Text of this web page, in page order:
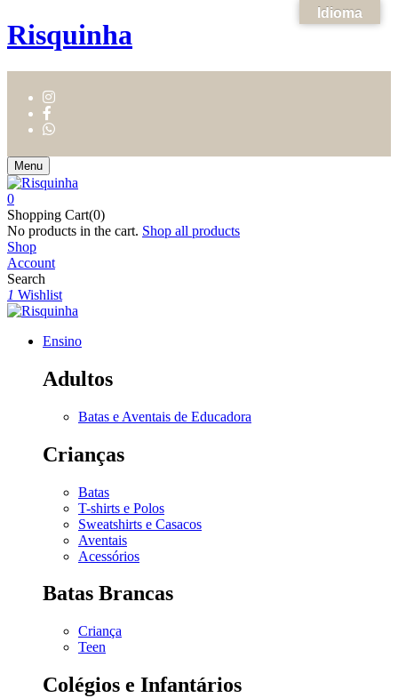
Risquinha
Menu
0
Shopping Cart(0)
No products in the cart. Shop all products
Shop
Account
Search
1 Wishlist
Ensino
Adultos
Batas e Aventais de Educadora
Crianças
Batas
T-shirts e Polos
Sweatshirts e Casacos
Aventais
Acessórios
Batas Brancas
Criança
Teen
Colégios e Infantários
Idioma